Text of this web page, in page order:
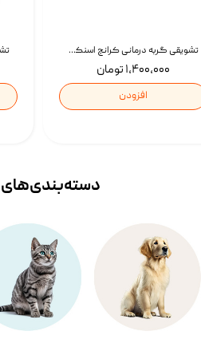
تشویقی گربه درمانی کرانچ اسنکی با طعم میکس Snacky Crunch Cat Treats وزن 60 گرم بسته 4 عددی
۱,۴۰۰,۰۰۰ تومان
افزودن
دسته‌بندی‌‌های